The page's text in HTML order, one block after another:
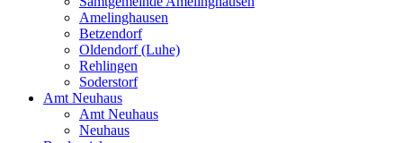
Amelinghausen
Betzendorf
Oldendorf (Luhe)
Rehlingen
Soderstorf
Amt Neuhaus
Amt Neuhaus
Neuhaus